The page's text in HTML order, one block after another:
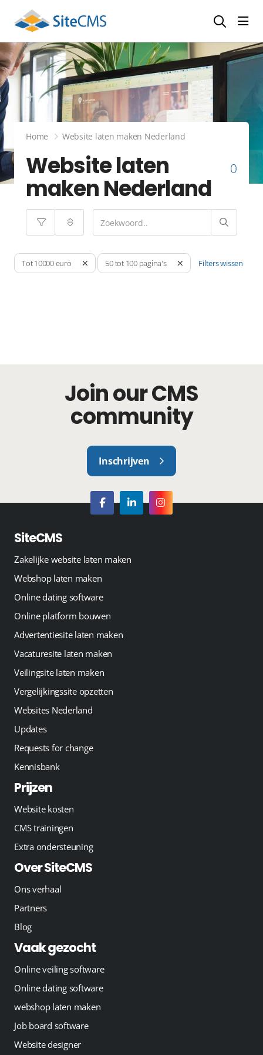
Home Website laten maken Nederland
Website laten
maken Nederland
0
Tot 10000 euro 50 tot 100 pagina's Filters wissen
Join our CMS
community
Inschrijven
SiteCMS
Zakelijke website laten maken
Webshop laten maken
Online dating software
Online platform bouwen
Advertentiesite laten maken
Vacaturesite laten maken
Veilingsite laten maken
Vergelijkingssite opzetten
Websites Nederland
Updates
Requests for change
Kennisbank
Prijzen
Website kosten
CMS trainingen
Extra ondersteuning
Over SiteCMS
Ons verhaal
Partners
Blog
Vaak gezocht
Online veiling software
Online dating software
webshop laten maken
Job board software
Website designer